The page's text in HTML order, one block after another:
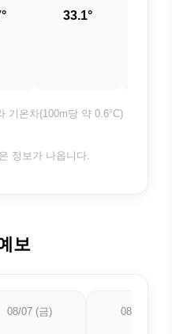
33.1°
기온차(100m당 약 0.6°C)
정보가 나옵니다.
보
08/07 (금) 08/08 (토)